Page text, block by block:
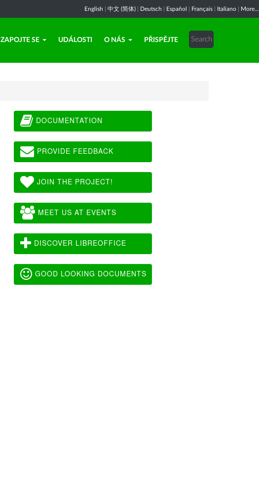
English 中文 (简体) Deutsch Español Français Italiano More...
ZAPOJTE SE UDÁLOSTI O NÁS PŘISPĚJTE
DOCUMENTATION
PROVIDE FEEDBACK
JOIN THE PROJECT!
MEET US AT EVENTS
DISCOVER LIBREOFFICE
GOOD LOOKING DOCUMENTS